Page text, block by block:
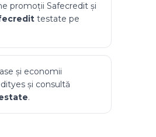
promoții Safecredit și
testate pe
și economii
și consultă
.